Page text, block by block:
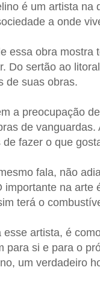
é um artista
a onde
obra mostra
Do sertão ao
de suas obras.
de
de
fazer o que
fala, não
importante na arte
terá o
é como
para si e para o
um verdadeiro